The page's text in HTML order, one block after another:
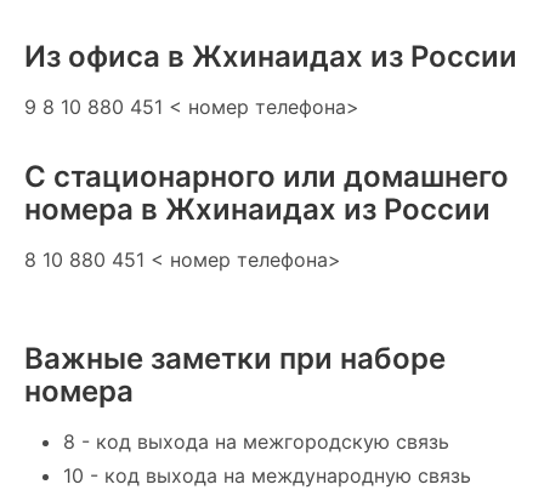
Из офиса в Жхинаидах из России
9 8 10 880 451 < номер телефона>
С стационарного или домашнего
номера в Жхинаидах из России
8 10 880 451 < номер телефона>
Важные заметки при наборе
номера
8 - код выхода на межгородскую связь
10 - код выхода на международную связь